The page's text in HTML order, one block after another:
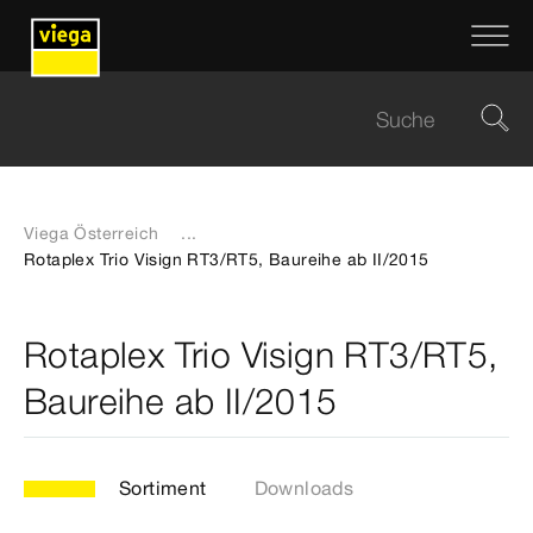
Viega Österreich
...
Rotaplex Trio Visign RT3/RT5, Baureihe ab II/2015
Rotaplex Trio Visign RT3/RT5,
Baureihe ab II/2015
Sortiment Downloads